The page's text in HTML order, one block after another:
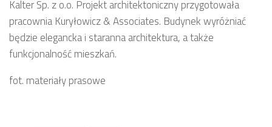
Kalter Sp. z o.o. Projekt architektoniczny przygotowała
pracownia Kuryłowicz & Associates. Budynek wyróżniać
będzie elegancka i staranna architektura, a także
funkcjonalność mieszkań.
fot. materiały prasowe